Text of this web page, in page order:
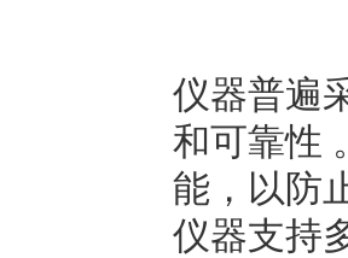
仪器普遍
和可靠性
能，以防
仪器支持